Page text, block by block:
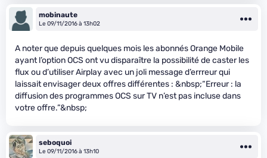
mobinaute
Le 09/11/2016 à 13h02
A noter que depuis quelques mois les abonnés Orange Mobile
ayant l’option OCS ont vu disparaître la possibilité de caster les
flux ou d’utiliser Airplay avec un joli message d’errreur qui
laissait envisager deux offres différentes : &nbsp;“Erreur : la
diffusion des programmes OCS sur TV n’est pas incluse dans
votre offre.”&nbsp;
seboquoi
Le 09/11/2016 à 13h10